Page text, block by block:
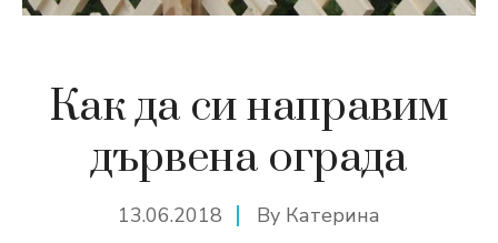
Как да си направим
дървена ограда
13.06.2018 By Катерина